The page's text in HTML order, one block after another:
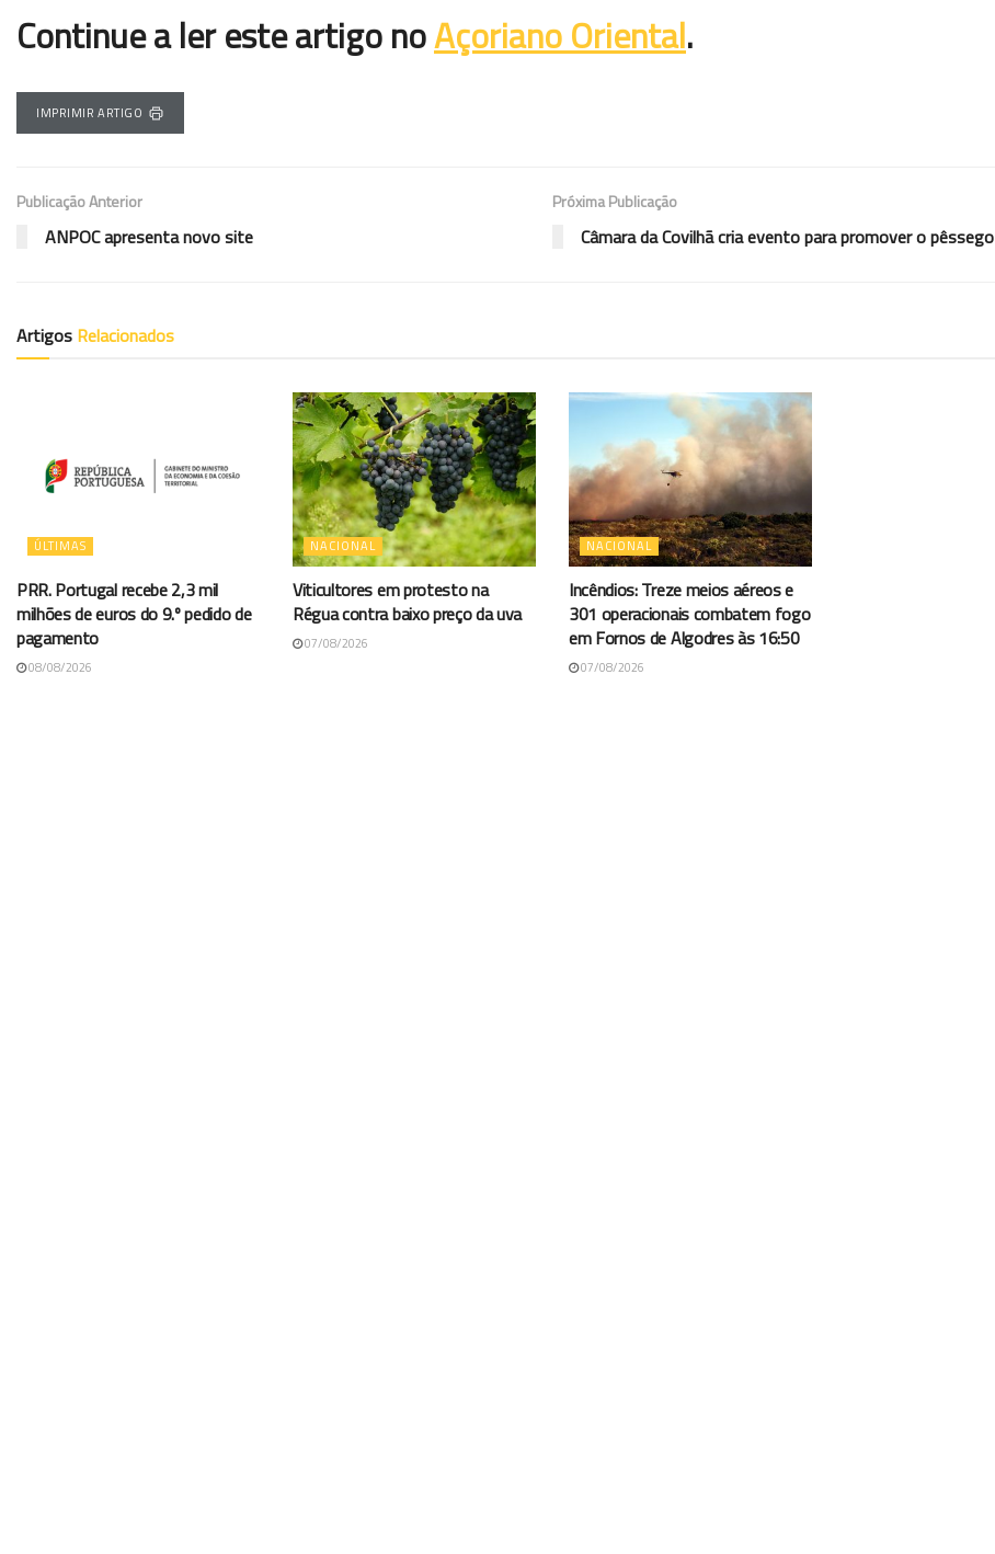
Continue a ler este artigo noAçoriano Oriental.
IMPRIMIR ARTIGO
Publicação Anterior
ANPOC apresenta novo site
Próxima Publicação
Câmara da Covilhã cria evento para promover o pêssego
Artigos Relacionados
ÚLTIMAS
PRR. Portugal recebe 2,3 mil
milhões de euros do 9.º pedido de
pagamento
08/08/2026
NACIONAL
Viticultores em protesto na
Régua contra baixo preço da uva
07/08/2026
NACIONAL
Incêndios: Treze meios aéreos e
301 operacionais combatem fogo
em Fornos de Algodres às 16:50
07/08/2026